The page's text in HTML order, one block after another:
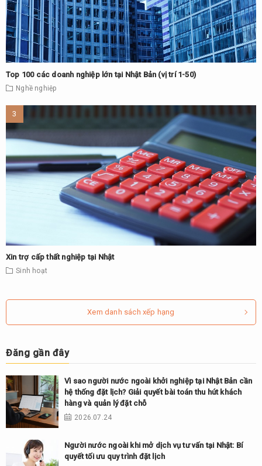
Top 100 các doanh nghiệp lớn tại Nhật Bản (vị trí 1-50)
Nghề nghiệp
Xin trợ cấp thất nghiệp tại Nhật
Sinh hoạt
Xem danh sách xếp hạng
Đăng gần đây
Vì sao người nước ngoài khởi nghiệp tại Nhật Bản cần
hệ thống đặt lịch? Giải quyết bài toán thu hút khách
hàng và quản lý đặt chỗ
2026.07.24
Người nước ngoài khi mở dịch vụ tư vấn tại Nhật: Bí
quyết tối ưu quy trình đặt lịch